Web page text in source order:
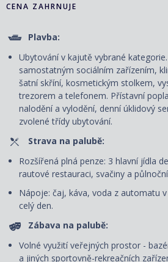
CENA ZAHRNUJE
Plavba:
Ubytování v kajutě vybrané
samostatným sociálním zařízením,
šatní skříní, kosmetickým stolkem,
trezorem a telefonem. Přístavní
nalodění a vylodění, denní úklidový
zvolené třídy ubytování.
Strava na palubě:
Rozšířená plná penze: 3 hlavní jídla
rautové restauraci, svačiny a
Nápoje: čaj, káva, voda z automatu
celý den.
Zábava na palubě:
Volné využití veřejných prostor -
a jiných sportovně-rekreačních